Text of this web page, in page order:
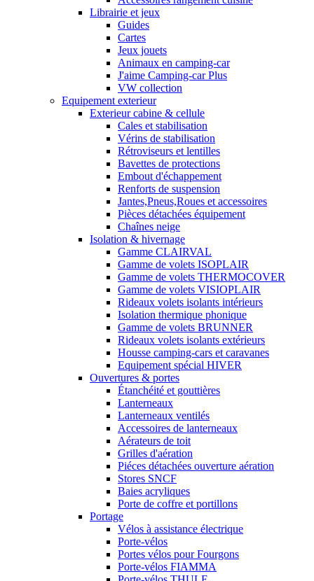
Librairie et jeux
Guides
Cartes
Jeux jouets
Animaux en camping-car
J'aime Camping-car Plus
VW collection
Equipement exterieur
Exterieur cabine & cellule
Cales et stabilisation
Vérins de stabilisation
Rétroviseurs et lentilles
Bavettes de protections
Embout d'échappement
Renforts de suspension
Jantes,Pneus,Roues et accessoires
Pièces détachées équipement
Chaînes neige
Isolation & hivernage
Gamme CLAIRVAL
Gamme de volets ISOPLAIR
Gamme de volets THERMOCOVER
Gamme de volets VISIOPLAIR
Rideaux volets isolants intérieurs
Isolation thermique phonique
Gamme de volets BRUNNER
Rideaux volets isolants extérieurs
Housse camping-cars et caravanes
Equipement spécial HIVER
Ouvertures & portes
Étanchéité et gouttières
Lanterneaux
Lanterneaux ventilés
Accessoires de lanterneaux
Aérateurs de toit
Grilles d'aération
Piéces détachées ouverture aération
Stores SNCF
Baies acryliques
Porte de coffre et portillons
Portage
Vélos à assistance électrique
Porte-vélos
Portes vélos pour Fourgons
Porte-vélos FIAMMA